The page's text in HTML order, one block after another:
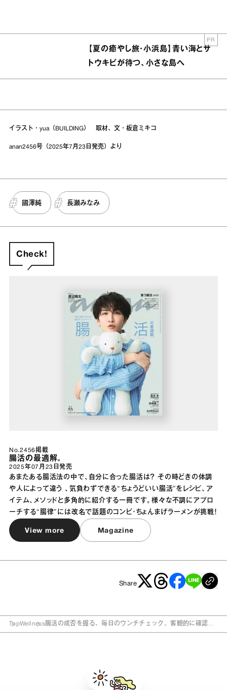
【夏の癒やし旅・小浜島】青い海とサ
トウキビが待つ、小さな島へ
PR
イラスト・yua（BUILDING） 取材、文・板倉ミキコ
anan2456号（2025年7月23日発売）より
國澤純 長瀬みなみ
Check!
No.2456掲載
腸活の最適解。
2025年07月23日 発売
あまたある腸活法の中で、自分に合った腸活は？ その時どきの体調
や人によって違う 、気負わずできる“ちょうどいい腸活”をレシピ、ア
イテム、メソッドと多角的に紹介する一冊です。様々な不調にアプロ
ーチする“腸律”には改名で話題のコンビ・ちょんまげラーメンが挑戦！
View more Magazine
Share
TopWellness腸活の成否を握る、毎日のウンチチェック。客観的に確認で